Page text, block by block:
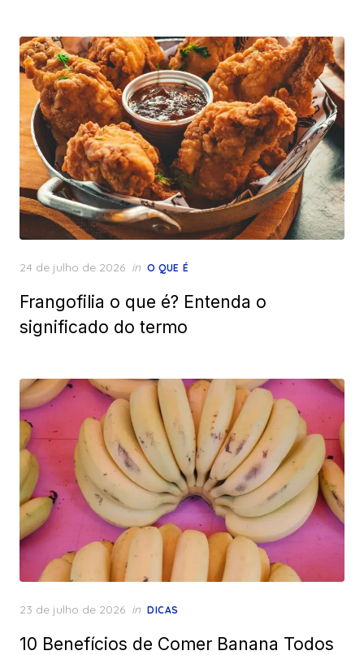
Posted
24 de julho de 2026 in O QUE É
Frangofilia o que é? Entenda o
significado do termo
Posted
23 de julho de 2026 in DICAS
10 Benefícios de Comer Banana Todos